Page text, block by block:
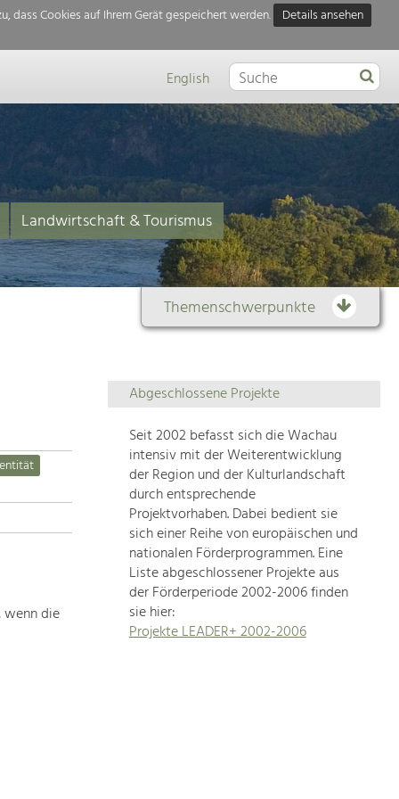
dass Cookies auf Ihrem Gerät gespeichert werden.
Details ansehen
English
Landwirtschaft & Tourismus
Themenschwerpunkte
Themenübersicht
Die
Regionalentwicklung
in
unserer
Region
ist
sehr
vielfältig.
Deshalb
geben
wir
hier
wenn die
Abgeschlossene Projekte
Seit 2002 befasst sich die Wachau
intensiv mit der Weiterentwicklung
der Region und der Kulturlandschaft
durch entsprechende
Projektvorhaben. Dabei bedient sie
sich einer Reihe von europäischen und
nationalen Förderprogrammen. Eine
Liste abgeschlossener Projekte aus
der Förderperiode 2002-2006 finden
sie hier:
Projekte LEADER+ 2002-2006